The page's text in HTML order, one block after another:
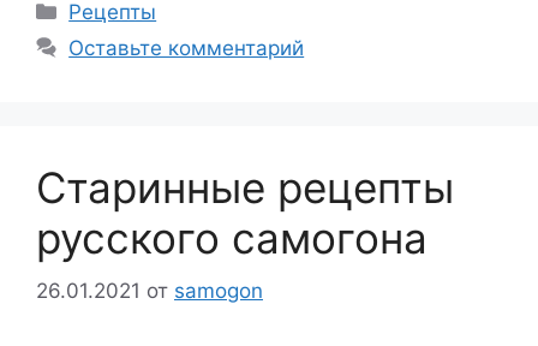
Рубрики
Рецепты
Оставьте комментарий
Старинные рецепты
русского самогона
26.01.2021 от samogon